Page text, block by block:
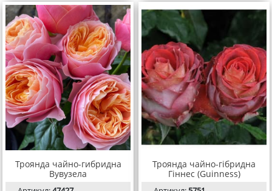
Троянда чайно-гибридна
Вувузела
Троянда чайно-гібридна
Гіннес (Guinness)